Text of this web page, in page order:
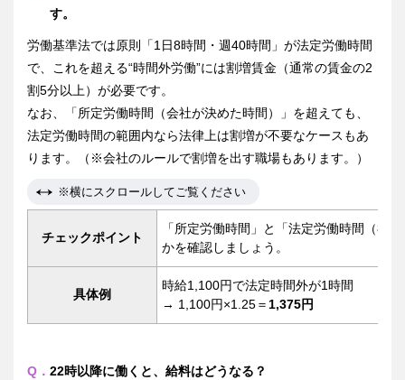
す。
労働基準法では原則「1日8時間・週40時間」が法定労働時間
で、これを超える“時間外労働”には割増賃金（通常の賃金の2
割5分以上）が必要です。
なお、「所定労働時間（会社が決めた時間）」を超えても、
法定労働時間の範囲内なら法律上は割増が不要なケースもあ
ります。（※会社のルールで割増を出す職場もあります。）
※横にスクロールしてご覧ください
チェックポイント
「所定労働時間」と「法定労働時間（8
かを確認しましょう。
具体例
時給1,100円で法定時間外が1時間
→ 1,100円×1.25＝ 1,375円
Q． 22時以降に働くと、給料はどうなる？